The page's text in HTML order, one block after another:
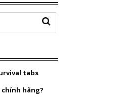
tabs
chính hãng?